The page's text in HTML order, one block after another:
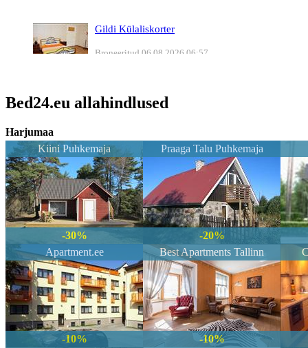
Gildi Külaliskorter
Broneeritud 06.08.2026 06:57
Valli Külaliskorter
Valli Külaliskorter
Broneeritud 05.08.2026 08:06
Uno Vaiti turismitalu
Broneeritud 05.08.2026 08:04
Draakoni Hotell
Broneeritud 04.08.2026 19:17
Tuule Villa
Broneeritud 04.08.2026 17:50
Ovelia
Broneeritud 04.08.2026 17:46
Bed24.eu allahindlused
Harjumaa
Kiini Puhkemaja
-30%
Praaga Talu Puhkemaja
-20%
Apartment.ee
-10%
Best Apartments Tallinn
-10%